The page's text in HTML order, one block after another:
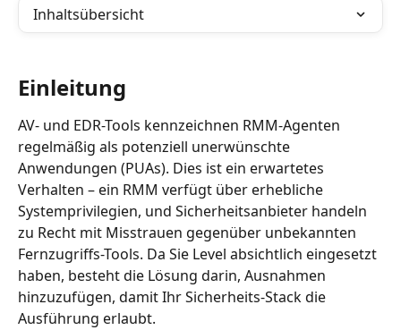
Inhaltsübersicht
Einleitung
AV- und EDR-Tools kennzeichnen RMM-Agenten
regelmäßig als potenziell unerwünschte
Anwendungen (PUAs). Dies ist ein erwartetes
Verhalten – ein RMM verfügt über erhebliche
Systemprivilegien, und Sicherheitsanbieter handeln
zu Recht mit Misstrauen gegenüber unbekannten
Fernzugriffs-Tools. Da Sie Level absichtlich eingesetzt
haben, besteht die Lösung darin, Ausnahmen
hinzuzufügen, damit Ihr Sicherheits-Stack die
Ausführung erlaubt.